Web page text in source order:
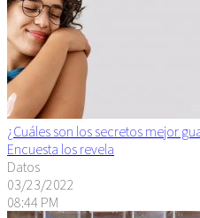
¿Cuáles son los secretos mejor
Encuesta los revela
Datos
03/23/2022
08:44 PM